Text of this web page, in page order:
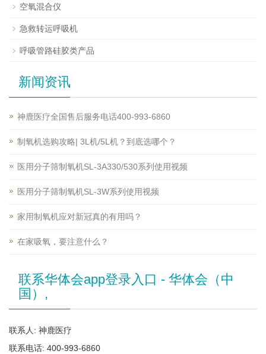
空氧混合仪
急救转运呼吸机
呼吸管路硅胶类产品
新闻资讯
神鹿医疗全国售后服务电话400-993-6860
制氧机选购攻略| 3L机/5L机？到底选哪个？
医用分子筛制氧机SL-3A330/530系列使用视频
医用分子筛制氧机SL-3W系列使用视频
家用制氧机应对新冠真的有用吗？
在家吸氧，要注意什么？
联系华体会app登录入口 - 华体会（中
国）,
联系人: 神鹿医疗
联系电话: 400-993-6860